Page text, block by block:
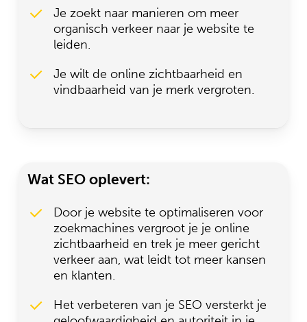
Je zoekt naar manieren om meer
organisch verkeer naar je website te
leiden.
Je wilt de online zichtbaarheid en
vindbaarheid van je merk vergroten.
Wat SEO oplevert:
Door je website te optimaliseren voor
zoekmachines vergroot je je online
zichtbaarheid en trek je meer gericht
verkeer aan, wat leidt tot meer kansen
en klanten.
Het verbeteren van je SEO versterkt je